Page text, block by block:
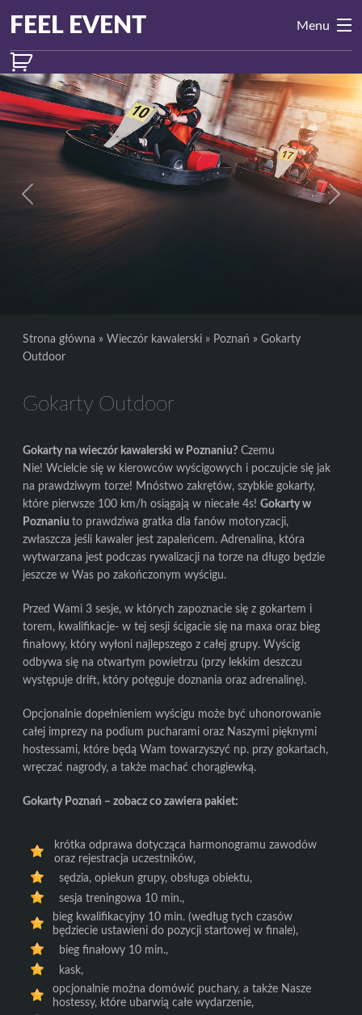
Main
Navigation
FEEL EVENT Menu
Previous Next
Strona główna » Wieczór kawalerski » Poznań » Gokarty
Outdoor
Gokarty Outdoor
Gokarty na wieczór kawalerski w Poznaniu? Czemu
Nie! Wcielcie się w kierowców wyścigowych i poczujcie się jak
na prawdziwym torze! Mnóstwo zakrętów, szybkie gokarty,
które pierwsze 100 km/h osiągają w niecałe 4s! Gokarty w
Poznaniu to prawdziwa gratka dla fanów motoryzacji,
zwłaszcza jeśli kawaler jest zapaleńcem. Adrenalina, która
wytwarzana jest podczas rywalizacji na torze na długo będzie
jeszcze w Was po zakończonym wyścigu.
Przed Wami 3 sesje, w których zapoznacie się z gokartem i
torem, kwalifikacje- w tej sesji ścigacie się na maxa oraz bieg
finałowy, który wyłoni najlepszego z całej grupy. Wyścig
odbywa się na otwartym powietrzu (przy lekkim deszczu
występuje drift, który potęguje doznania oraz adrenalinę).
Opcjonalnie dopełnieniem wyścigu może być uhonorowanie
całej imprezy na podium pucharami oraz Naszymi pięknymi
hostessami, które będą Wam towarzyszyć np. przy gokartach,
wręczać nagrody, a także machać chorągiewką.
Gokarty Poznań – zobacz co zawiera pakiet:
krótka odprawa dotycząca harmonogramu zawodów
oraz rejestracja uczestników,
sędzia, opiekun grupy, obsługa obiektu,
sesja treningowa 10 min.,
bieg kwalifikacyjny 10 min. (według tych czasów
będziecie ustawieni do pozycji startowej w finale),
bieg finałowy 10 min.,
kask,
opcjonalnie można domówić puchary, a także Nasze
hostessy, które ubarwią całe wydarzenie,